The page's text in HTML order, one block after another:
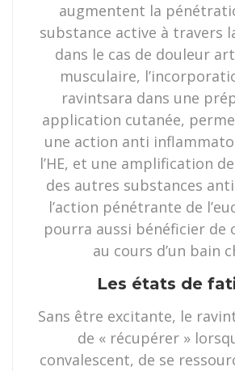
augmentent la
substance active à travers
dans le cas de douleur
musculaire,
ravintsara dans une
application cutanée,
une action anti
l’HE, et une amplification
des autres substances
l’action pénétrante de
pourra aussi bénéficier de
au cours d’un bain
Les états de
Sans être excitante, le
de « récupérer »
convalescent, de se